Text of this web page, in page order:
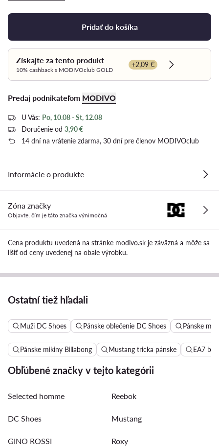
Pridať do košíka
Získajte za tento produkt
10% cashback s MODIVOclub GOLD
+2,09 €
Dowiedz się
Predaj podnikateľom MODIVO
U Vás: Po, 10.08 - St, 12.08
Doručenie od 3,90 €
14 dní na vrátenie zdarma, 30 dní pre členov MODIVOclub
Informácie o produkte
Zóna značky
Objavte, čím je táto značka výnimočná
Cena produktu uvedená na stránke modivo.sk je záväzná a môže sa
líšiť od ceny uvedenej na obale výrobku.
Ostatní tiež hľadali
Muži DC Shoes Pánske oblečenie DC Shoes Pánske
Pánske mikiny Billabong Mustang tricka pánske EA7
Obľúbené značky v tejto kategórii
Selected homme Reebok
DC Shoes Mustang
GINO ROSSI Roxy